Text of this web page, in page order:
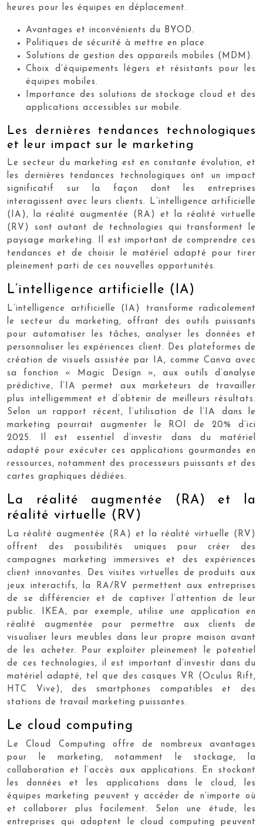
heures pour les équipes en déplacement.
Avantages et inconvénients du BYOD.
Politiques de sécurité à mettre en place.
Solutions de gestion des appareils mobiles (MDM).
Choix d’équipements légers et résistants pour les
équipes mobiles.
Importance des solutions de stockage cloud et des
applications accessibles sur mobile.
Les dernières tendances technologiques
et leur impact sur le marketing
Le secteur du marketing est en constante évolution, et
les dernières tendances technologiques ont un impact
significatif sur la façon dont les entreprises
interagissent avec leurs clients. L’intelligence artificielle
(IA), la réalité augmentée (RA) et la réalité virtuelle
(RV) sont autant de technologies qui transforment le
paysage marketing. Il est important de comprendre ces
tendances et de choisir le matériel adapté pour tirer
pleinement parti de ces nouvelles opportunités.
L’intelligence artificielle (IA)
L’intelligence artificielle (IA) transforme radicalement
le secteur du marketing, offrant des outils puissants
pour automatiser les tâches, analyser les données et
personnaliser les expériences client. Des plateformes de
création de visuels assistée par IA, comme Canva avec
sa fonction « Magic Design », aux outils d’analyse
prédictive, l’IA permet aux marketeurs de travailler
plus intelligemment et d’obtenir de meilleurs résultats.
Selon un rapport récent, l’utilisation de l’IA dans le
marketing pourrait augmenter le ROI de 20% d’ici
2025. Il est essentiel d’investir dans du matériel
adapté pour exécuter ces applications gourmandes en
ressources, notamment des processeurs puissants et des
cartes graphiques dédiées.
La réalité augmentée (RA) et la
réalité virtuelle (RV)
La réalité augmentée (RA) et la réalité virtuelle (RV)
offrent des possibilités uniques pour créer des
campagnes marketing immersives et des expériences
client innovantes. Des visites virtuelles de produits aux
jeux interactifs, la RA/RV permettent aux entreprises
de se différencier et de captiver l’attention de leur
public. IKEA, par exemple, utilise une application en
réalité augmentée pour permettre aux clients de
visualiser leurs meubles dans leur propre maison avant
de les acheter. Pour exploiter pleinement le potentiel
de ces technologies, il est important d’investir dans du
matériel adapté, tel que des casques VR (Oculus Rift,
HTC Vive), des smartphones compatibles et des
stations de travail marketing puissantes.
Le cloud computing
Le Cloud Computing offre de nombreux avantages
pour le marketing, notamment le stockage, la
collaboration et l’accès aux applications. En stockant
les données et les applications dans le cloud, les
équipes marketing peuvent y accéder de n’importe où
et collaborer plus facilement. Selon une étude, les
entreprises qui adoptent le cloud computing peuvent